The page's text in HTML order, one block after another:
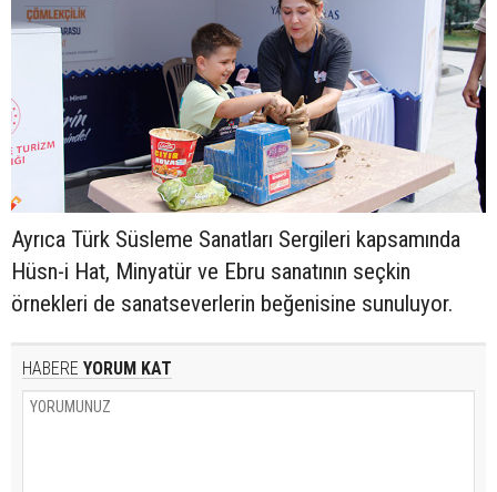
Ayrıca Türk Süsleme Sanatları Sergileri kapsamında
Hüsn-i Hat, Minyatür ve Ebru sanatının seçkin
örnekleri de sanatseverlerin beğenisine sunuluyor.
HABERE YORUM KAT